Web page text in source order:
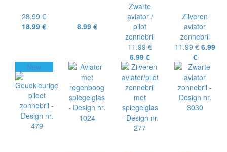
28.99 €
18.99 €
8.99 €
Zwarte
aviator /
pilot
zonnebril
11.99 €
6.99 €
Zilveren
aviator
zonnebril
11.99 € 6.99
€
New